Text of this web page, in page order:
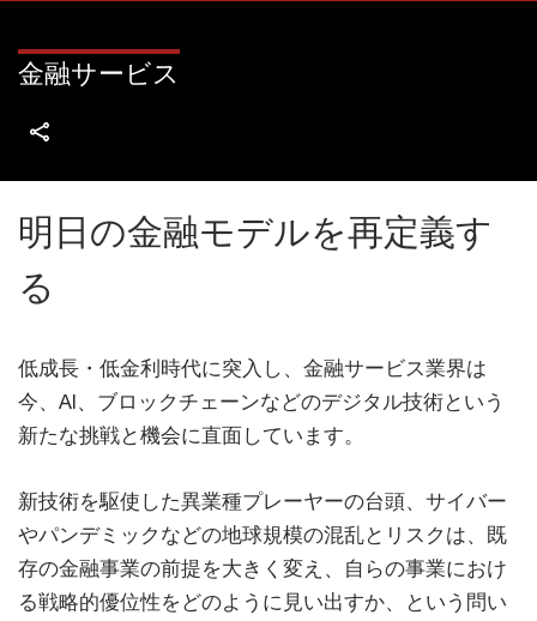
金融サービス
明日の金融モデルを再定義す
る
低成長・低金利時代に突入し、金融サービス業界は
今、AI、ブロックチェーンなどのデジタル技術という
新たな挑戦と機会に直面しています。
新技術を駆使した異業種プレーヤーの台頭、サイバー
やパンデミックなどの地球規模の混乱とリスクは、既
存の金融事業の前提を大きく変え、自らの事業におけ
る戦略的優位性をどのように見い出すか、という問い